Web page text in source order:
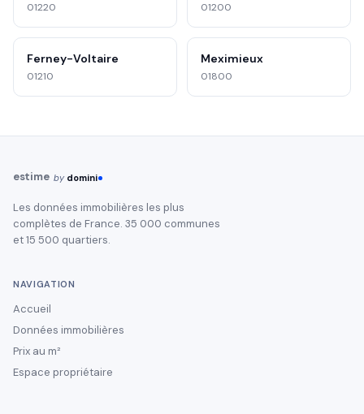
01220 01200
Ferney-Voltaire
01210
Meximieux
01800
estime by domini
Les données immobilières les plus
complètes de France. 35 000 communes
et 15 500 quartiers.
NAVIGATION
Accueil
Données immobilières
Prix au m²
Espace propriétaire